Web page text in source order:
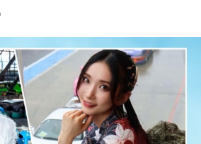
域から探す
日程から探す